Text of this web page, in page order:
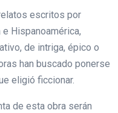
escritos por
Hispanoamérica,
de intriga, épico o
han buscado ponerse
eligió ficcionar.
de esta obra serán